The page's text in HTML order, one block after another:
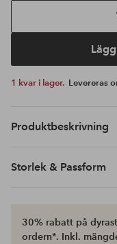
1 kvar i lager. Levereras
Produktbeskrivning
Storlek & Passform
30% rabatt på
ordern*. Inkl.